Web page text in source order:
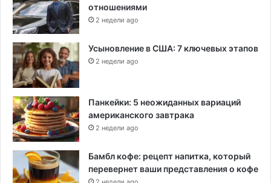
отношениями
2 недели ago
Усыновление в США: 7 ключевых этапов
2 недели ago
Панкейки: 5 неожиданных вариаций
американского завтрака
2 недели ago
Бамбл кофе: рецепт напитка, который
перевернет ваши представления о кофе